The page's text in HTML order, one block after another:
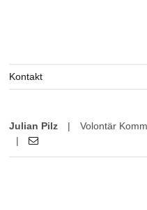
Kontakt
Julian Pilz |
Volontär
|